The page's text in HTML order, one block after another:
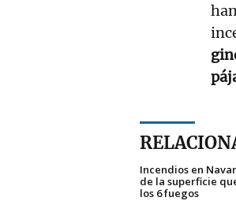
Incendios en
de la superficie
los 6 fuegos